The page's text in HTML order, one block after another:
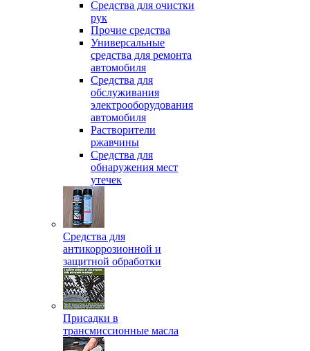
Средства для очистки
рук
Прочие средства
Универсальные
средства для ремонта
автомобиля
Средства для
обслуживания
электрооборудования
автомобиля
Растворители
ржавчины
Средства для
обнаружения мест
утечек
Средства для
антикоррозионной и
защитной обработки
Присадки в
трансмиссионные масла